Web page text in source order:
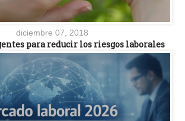
diciembre 07, 2018
para reducir los riesgos laborales